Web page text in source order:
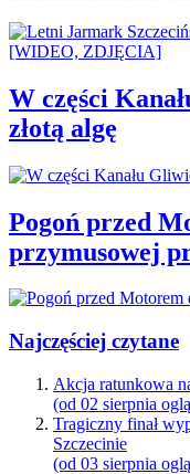
W części
złotą algę
Pogoń przed
przymusowej
Najczęściej czytane
Akcja ratunkowa
(od 02 sierpnia
Tragiczny finał
Szczecinie
(od 03 sierpnia